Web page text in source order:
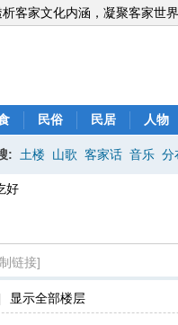
客家文化内涵，凝聚客家世
民俗 民居 人物
: 土楼 山歌 客家话 音乐 分
好
链接]
显示全部楼层